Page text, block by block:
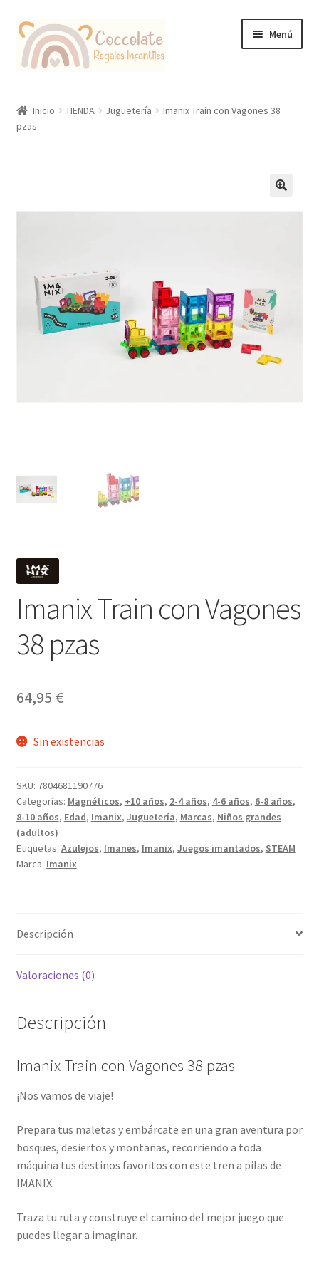
Ir
la
Ir
contenido
Menú
Coccolate Puericultura y Juguetería Educativa
Inicio TIENDA Juguetería
Imanix Train con Vagones 38
pzas
Imanix Train con Vagones
38 pzas
64,95 €
Sin existencias
SKU: 7804681190776
Categorías: Magnéticos, +10 años, 2-4 años, 4-6 años, 6-8 años,
8-10 años, Edad, Imanix, Juguetería, Marcas, Niños grandes
(adultos)
Etiquetas: Azulejos, Imanes, Imanix, Juegos imantados, STEAM
Marca: Imanix
Descripción
Valoraciones (0)
Descripción
Imanix Train con Vagones 38 pzas
¡Nos vamos de viaje!
Prepara tus maletas y embárcate en una gran aventura por
bosques, desiertos y montañas, recorriendo a toda
máquina tus destinos favoritos con este tren a pilas de
IMANIX.
Traza tu ruta y construye el camino del mejor juego que
puedes llegar a imaginar.